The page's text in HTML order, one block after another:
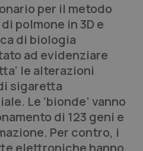
per il metodo
polmone in 3D e
di biologia
ad evidenziare
le alterazioni
sigaretta
Le ‘bionde’ vanno
di 123 geni e
Per contro, i
elettroniche hanno